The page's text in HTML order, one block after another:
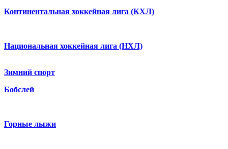
Континентальная хоккейная лига (КХЛ)
Национальная хоккейная лига (НХЛ)
Зимний спорт
Бобслей
Горные лыжи